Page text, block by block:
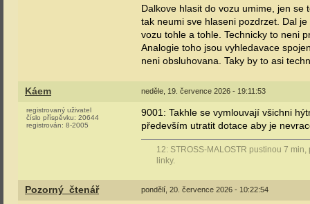
Dalkove hlasit do vozu umime, jen
tak neumi sve hlaseni pozdrzet. Dal
vozu tohle a tohle. Technicky to neni
Analogie toho jsou vyhledavace
neni obsluhovana. Taky by to asi
Káem neděle, 19. července 2026 - 19:11:53
registrovaný uživatel
číslo příspěvku: 20644
registrován: 8-2005
9001: Takhle se vymlouvají všichni
především utratit dotace aby je
12: STROSS-MALOSTR pustinou 7
linky.
Pozorný_čtenář pondělí, 20. července 2026 - 10:22:54